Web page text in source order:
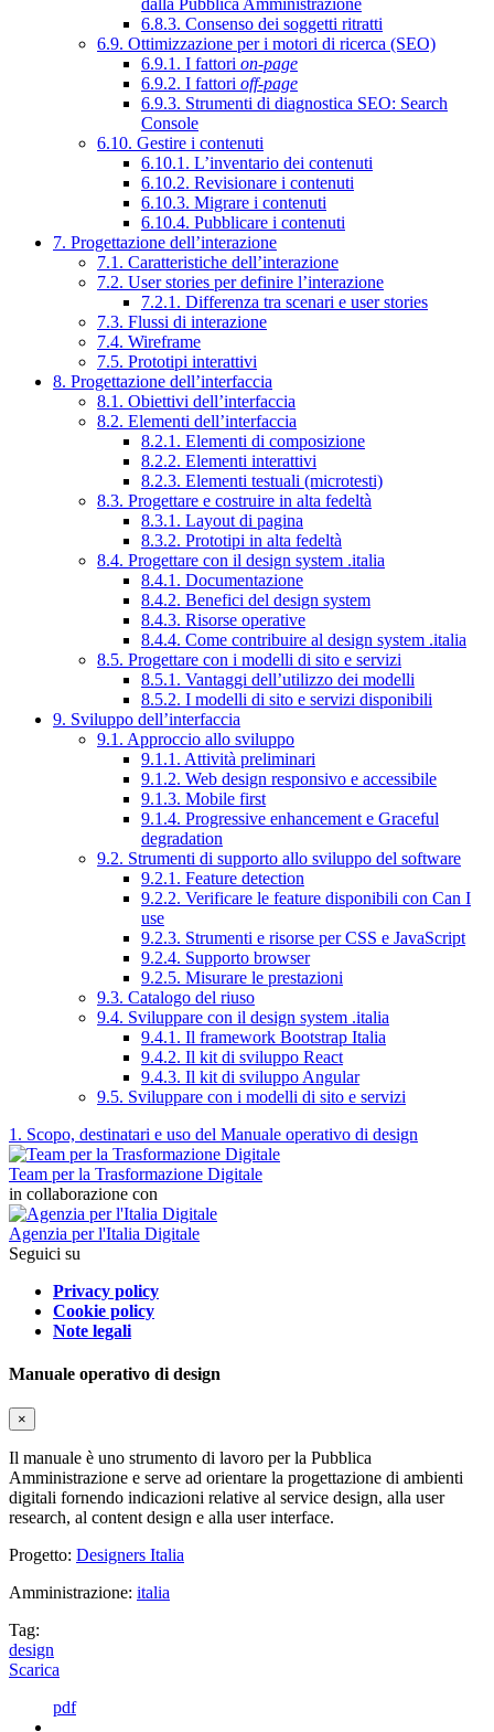
6.8.3. Consenso dei soggetti ritratti
6.9. Ottimizzazione per i motori di ricerca (SEO)
6.9.1. I fattori on-page
6.9.2. I fattori off-page
6.9.3. Strumenti di diagnostica SEO: Search
Console
6.10. Gestire i contenuti
6.10.1. L’inventario dei contenuti
6.10.2. Revisionare i contenuti
6.10.3. Migrare i contenuti
6.10.4. Pubblicare i contenuti
7. Progettazione dell’interazione
7.1. Caratteristiche dell’interazione
7.2. User stories per definire l’interazione
7.2.1. Differenza tra scenari e user stories
7.3. Flussi di interazione
7.4. Wireframe
7.5. Prototipi interattivi
8. Progettazione dell’interfaccia
8.1. Obiettivi dell’interfaccia
8.2. Elementi dell’interfaccia
8.2.1. Elementi di composizione
8.2.2. Elementi interattivi
8.2.3. Elementi testuali (microtesti)
8.3. Progettare e costruire in alta fedeltà
8.3.1. Layout di pagina
8.3.2. Prototipi in alta fedeltà
8.4. Progettare con il design system .italia
8.4.1. Documentazione
8.4.2. Benefici del design system
8.4.3. Risorse operative
8.4.4. Come contribuire al design system .italia
8.5. Progettare con i modelli di sito e servizi
8.5.1. Vantaggi dell’utilizzo dei modelli
8.5.2. I modelli di sito e servizi disponibili
9. Sviluppo dell’interfaccia
9.1. Approccio allo sviluppo
9.1.1. Attività preliminari
9.1.2. Web design responsivo e accessibile
9.1.3. Mobile first
9.1.4. Progressive enhancement e Graceful
degradation
9.2. Strumenti di supporto allo sviluppo del software
9.2.1. Feature detection
9.2.2. Verificare le feature disponibili con Can I
use
9.2.3. Strumenti e risorse per CSS e JavaScript
9.2.4. Supporto browser
9.2.5. Misurare le prestazioni
9.3. Catalogo del riuso
9.4. Sviluppare con il design system .italia
9.4.1. Il framework Bootstrap Italia
9.4.2. Il kit di sviluppo React
9.4.3. Il kit di sviluppo Angular
9.5. Sviluppare con i modelli di sito e servizi
1. Scopo, destinatari e uso del Manuale operativo di design
Team per la Trasformazione Digitale
in collaborazione con
Agenzia per l'Italia Digitale
Seguici su
Privacy policy
Cookie policy
Note legali
Manuale operativo di design
×
Il manuale è uno strumento di lavoro per la Pubblica
Amministrazione e serve ad orientare la progettazione di ambienti
digitali fornendo indicazioni relative al service design, alla user
research, al content design e alla user interface.
Progetto: Designers Italia
Amministrazione: italia
Tag:
design
Scarica
pdf